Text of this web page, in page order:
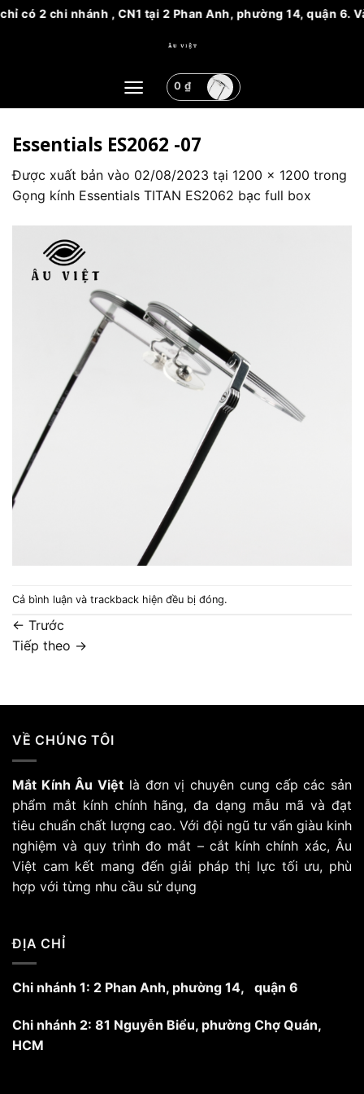
có 2 chi nhánh , CN1 tại 2 Phan Anh, phường 14, quận 6.
0₫
Essentials ES2062 -07
Được xuất bản vào 02/08/2023 tại 1200 × 1200 trong
Gọng kính Essentials TITAN ES2062 bạc full box
Cả bình luận và trackback hiện đều bị đóng.
← Trước
Tiếp theo →
VỀ CHÚNG TÔI
Mắt Kính Âu Việt là đơn vị chuyên cung cấp các sản
phẩm mắt kính chính hãng, đa dạng mẫu mã và đạt
tiêu chuẩn chất lượng cao. Với đội ngũ tư vấn giàu kinh
nghiệm và quy trình đo mắt – cắt kính chính xác, Âu
Việt cam kết mang đến giải pháp thị lực tối ưu, phù
hợp với từng nhu cầu sử dụng
ĐỊA CHỈ
Chi nhánh 1: 2 Phan Anh, phường 14, quận 6
Chi nhánh 2: 81 Nguyễn Biểu, phường Chợ Quán,
HCM